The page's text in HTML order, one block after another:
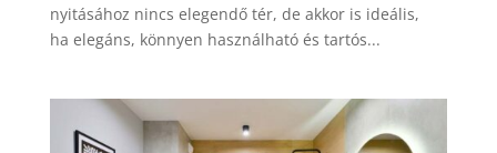
nyitásához nincs elegendő tér, de akkor is ideális,
ha elegáns, könnyen használható és tartós...